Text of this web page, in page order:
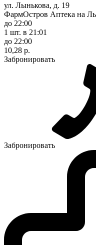
ул. Лынькова, д. 19
ФармОстров Аптека на
до 22:00
1 шт. в 21:01
до 22:00
10,28 р.
Забронировать
Забронировать